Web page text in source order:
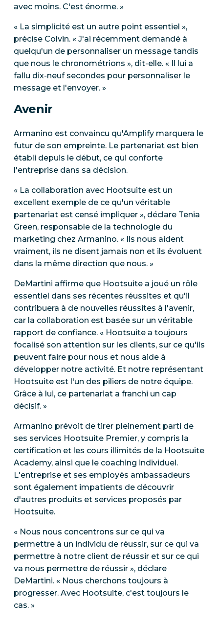
avec moins. C'est énorme. »
« La simplicité est un autre point essentiel »,
précise Colvin. « J'ai récemment demandé à
quelqu'un de personnaliser un message tandis
que nous le chronométrions », dit-elle. « Il lui a
fallu dix-neuf secondes pour personnaliser le
message et l'envoyer. »
Avenir
Armanino est convaincu qu'Amplify marquera le
futur de son empreinte. Le partenariat est bien
établi depuis le début, ce qui conforte
l'entreprise dans sa décision.
« La collaboration avec Hootsuite est un
excellent exemple de ce qu'un véritable
partenariat est censé impliquer », déclare Tenia
Green, responsable de la technologie du
marketing chez Armanino. « Ils nous aident
vraiment, ils ne disent jamais non et ils évoluent
dans la même direction que nous. »
DeMartini affirme que Hootsuite a joué un rôle
essentiel dans ses récentes réussites et qu'il
contribuera à de nouvelles réussites à l'avenir,
car la collaboration est basée sur un véritable
rapport de confiance. « Hootsuite a toujours
focalisé son attention sur les clients, sur ce qu'ils
peuvent faire pour nous et nous aide à
développer notre activité. Et notre représentant
Hootsuite est l'un des piliers de notre équipe.
Grâce à lui, ce partenariat a franchi un cap
décisif. »
Armanino prévoit de tirer pleinement parti de
ses services Hootsuite Premier, y compris la
certification et les cours illimités de la Hootsuite
Academy, ainsi que le coaching individuel.
L'entreprise et ses employés ambassadeurs
sont également impatients de découvrir
d'autres produits et services proposés par
Hootsuite.
« Nous nous concentrons sur ce qui va
permettre à un individu de réussir, sur ce qui va
permettre à notre client de réussir et sur ce qui
va nous permettre de réussir », déclare
DeMartini. « Nous cherchons toujours à
progresser. Avec Hootsuite, c'est toujours le
cas. »